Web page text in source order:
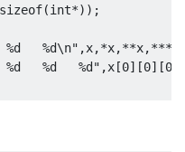
sizeof(int*));
%d\n" ,x,*x,**x,***
%d   %d" ,x [0][0][0